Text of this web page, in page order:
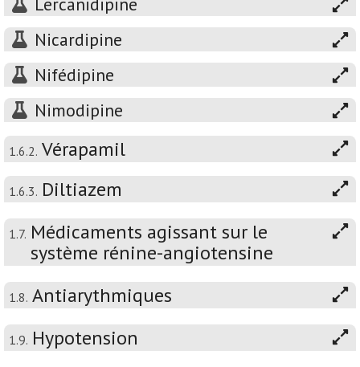
Nicardipine
Nifédipine
Nimodipine
1.6.2. Vérapamil
1.6.3. Diltiazem
1.7. Médicaments agissant sur le
système rénine-angiotensine
1.8. Antiarythmiques
1.9. Hypotension